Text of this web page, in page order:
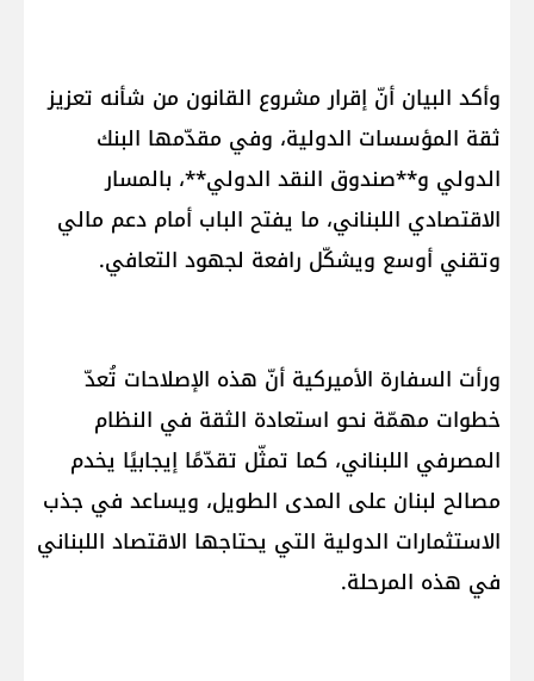
وأكد البيان أنّ إقرار مشروع القانون من شأنه تعزيز
ثقة المؤسسات الدولية، وفي مقدّمها البنك
الدولي و**صندوق النقد الدولي**، بالمسار
الاقتصادي اللبناني، ما يفتح الباب أمام دعم مالي
وتقني أوسع ويشكّل رافعة لجهود التعافي.
ورأت السفارة الأميركية أنّ هذه الإصلاحات تُعدّ
خطوات مهمّة نحو استعادة الثقة في النظام
المصرفي اللبناني، كما تمثّل تقدّمًا إيجابيًا يخدم
مصالح لبنان على المدى الطويل، ويساعد في جذب
الاستثمارات الدولية التي يحتاجها الاقتصاد اللبناني
في هذه المرحلة.